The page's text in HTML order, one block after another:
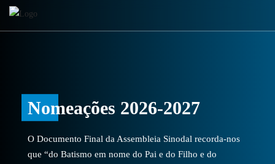
Nomeações 2026-2027
O Documento Final da Assembleia Sinodal recorda-nos
que “do Batismo em nome do Pai e do Filho e do